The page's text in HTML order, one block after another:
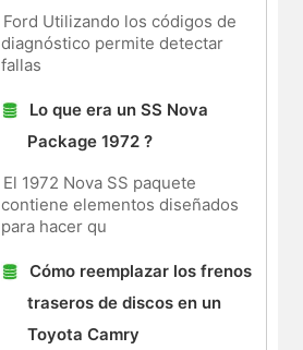
Ford Utilizando los códigos de
diagnóstico permite detectar
fallas
Lo que era un SS Nova
Package 1972 ?
El 1972 Nova SS paquete
contiene elementos diseñados
para hacer qu
Cómo reemplazar los frenos
traseros de discos en un
Toyota Camry